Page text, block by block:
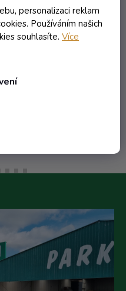
personalizaci reklam
Používáním našich
souhlasíte. Více
do 10 dnů
Kč